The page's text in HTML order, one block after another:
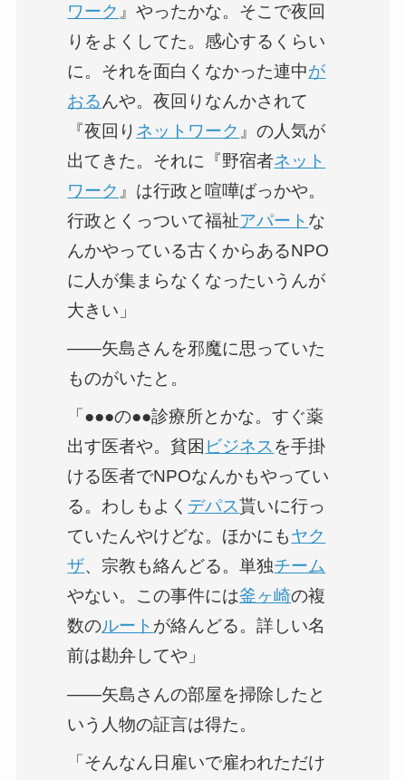
ワーク 』やったかな。そこで夜回
りをよくしてた。感心するくらい
に。それを面白くなかった連中が
おるんや。夜回りなんかされて
『夜回り ネットワーク 』の人気が
出てきた。それに『野宿者ネット
ワーク 』は行政と喧嘩ばっかや。
行政とくっついて福祉アパート な
んかやっている古くからあるNPO
に人が集まらなくなったいうんが
大きい」
――矢島さんを邪魔に思っていた
ものがいたと。
「●●●の●●診療所とかな。すぐ薬
出す医者や。貧困 ビジネスを手掛
ける医者でNPOなんかもやってい
る。わしもよく デパス貰いに行っ
ていたんやけどな。ほかにもヤク
ザ、宗教も絡んどる。単独チーム
やない。この事件には釜ヶ崎の複
数のルート が絡んどる。詳しい名
前は勘弁してや」
――矢島さんの部屋を掃除したと
いう人物の証言は得た。
「そんなん日雇いで雇われただけ